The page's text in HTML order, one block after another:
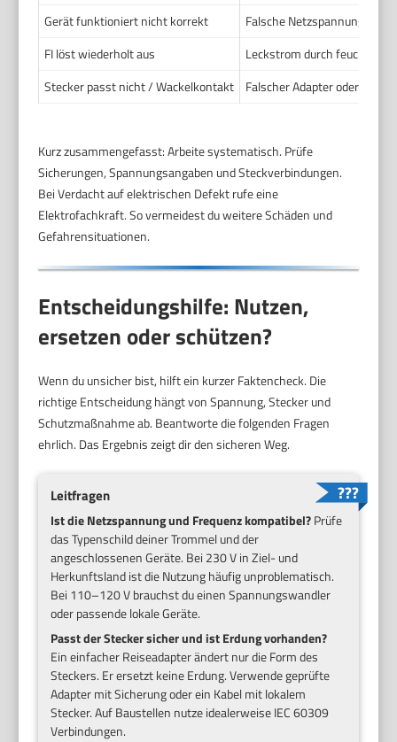
Gerät funktioniert nicht korrekt
Falsche Netzspannung
FI löst wiederholt aus
Leckstrom durch feuchte
Stecker passt nicht / Wackelkontakt
Falscher Adapter oder
Kurz zusammengefasst: Arbeite systematisch. Prüfe
Sicherungen, Spannungsangaben und Steckverbindungen.
Bei Verdacht auf elektrischen Defekt rufe eine
Elektrofachkraft. So vermeidest du weitere Schäden und
Gefahrensituationen.
Entscheidungshilfe: Nutzen,
ersetzen oder schützen?
Wenn du unsicher bist, hilft ein kurzer Faktencheck. Die
richtige Entscheidung hängt von Spannung, Stecker und
Schutzmaßnahme ab. Beantworte die folgenden Fragen
ehrlich. Das Ergebnis zeigt dir den sicheren Weg.
Leitfragen
Ist die Netzspannung und Frequenz kompatibel?Prüfe
das Typenschild deiner Trommel und der
angeschlossenen Geräte. Bei 230 V in Ziel- und
Herkunftsland ist die Nutzung häufig unproblematisch.
Bei 110–120 V brauchst du einen Spannungswandler
oder passende lokale Geräte.
Passt der Stecker sicher und ist Erdung vorhanden?
Ein einfacher Reiseadapter ändert nur die Form des
Steckers. Er ersetzt keine Erdung. Verwende geprüfte
Adapter mit Sicherung oder ein Kabel mit lokalem
Stecker. Auf Baustellen nutze idealerweise IEC 60309
Verbindungen.